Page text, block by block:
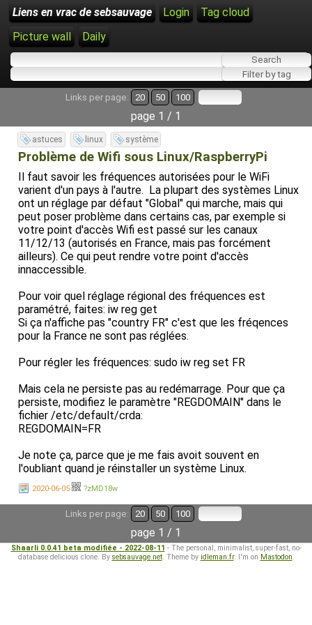
Liens en vrac de sebsauvage Login
Tag cloud
Picture wall
Daily
Links per page: 20 50 100
page 1 / 1
astuces linux système
Problème de Wifi sous Linux/RaspberryPi
Il faut savoir les fréquences autorisées pour le WiFi
varient d'un pays à l'autre. La plupart des systèmes Linux
ont un réglage par défaut "Global" qui marche, mais qui
peut poser problème dans certains cas, par exemple si
votre point d'accès Wifi est passé sur les canaux
11/12/13 (autorisés en France, mais pas forcément
ailleurs). Ce qui peut rendre votre point d'accès
innaccessible.
Pour voir quel réglage régional des fréquences est
paramétré, faites: iw reg get
Si ça n'affiche pas "country FR" c'est que les fréqences
pour la France ne sont pas réglées.
Pour régler les fréquences: sudo iw reg set FR
Mais cela ne persiste pas au redémarrage. Pour que ça
persiste, modifiez le paramètre "REGDOMAIN" dans le
fichier /etc/default/crda:
REGDOMAIN=FR
Je note ça, parce que je me fais avoit souvent en
l'oubliant quand je réinstaller un système Linux.
2020-06-05 ?zMD18w
Links per page: 20 50 100
page 1 / 1
Shaarli 0.0.41 beta modifiée - 2022-08-11 - The personal, minimalist, super-fast, no-
database delicious clone. By sebsauvage.net. Theme by idleman.fr. I'm on Mastodon.